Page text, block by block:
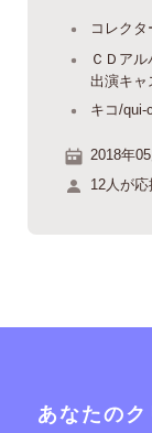
コレクタ
ＣＤアル
出演キャ
キコ/qui-
2018年
12人が応
あなたの